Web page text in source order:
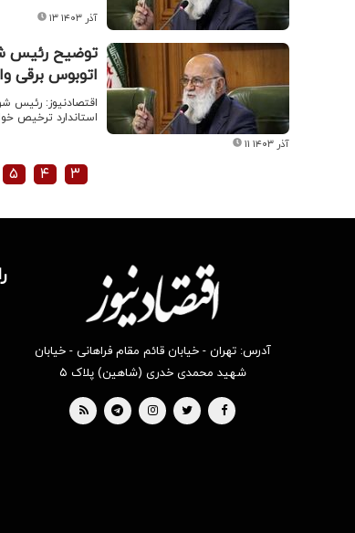
۱۳ آذر ۱۴۰۳
اتوبوس برقی
استاندارد ترخیص
۱۱ آذر ۱۴۰۳
۳ ۴ ۵
آدرس: تهران - خیابان قائم مقام فراهانی - خیابان
شهید محمدی خدری (شاهین) پلاک ۵